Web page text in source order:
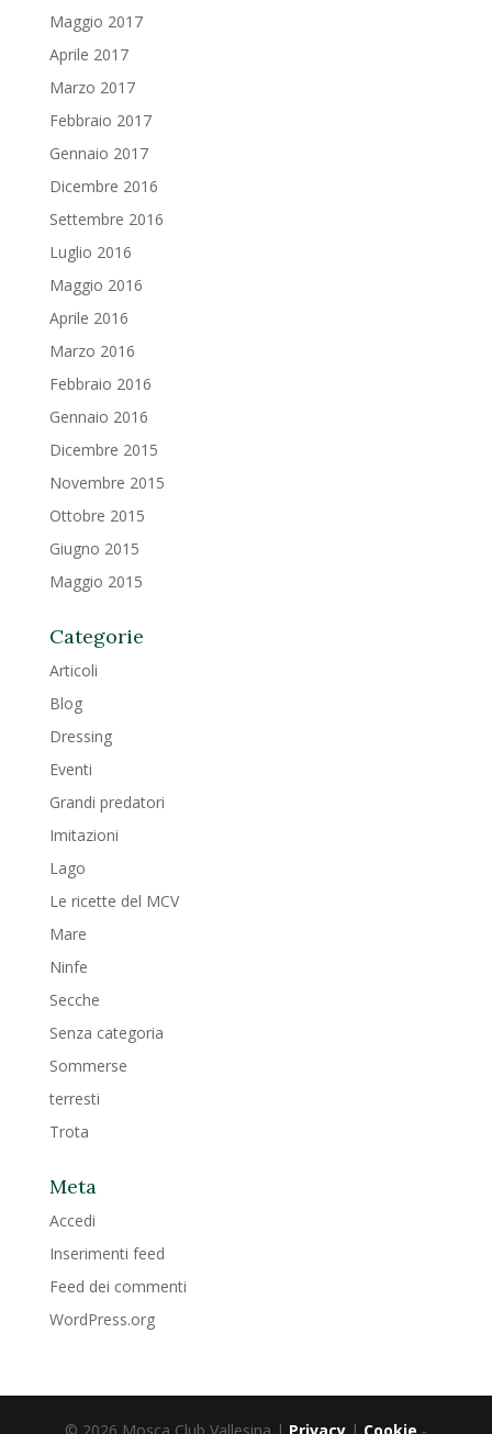
Maggio 2017
Aprile 2017
Marzo 2017
Febbraio 2017
Gennaio 2017
Dicembre 2016
Settembre 2016
Luglio 2016
Maggio 2016
Aprile 2016
Marzo 2016
Febbraio 2016
Gennaio 2016
Dicembre 2015
Novembre 2015
Ottobre 2015
Giugno 2015
Maggio 2015
Categorie
Articoli
Blog
Dressing
Eventi
Grandi predatori
Imitazioni
Lago
Le ricette del MCV
Mare
Ninfe
Secche
Senza categoria
Sommerse
terresti
Trota
Meta
Accedi
Inserimenti feed
Feed dei commenti
WordPress.org